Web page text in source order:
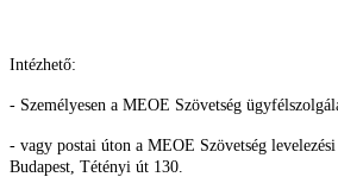
Intézhető:
- Személyesen a MEOE Szövetség
- vagy postai úton a MEOE Szövetség
Budapest, Tétényi út 130.